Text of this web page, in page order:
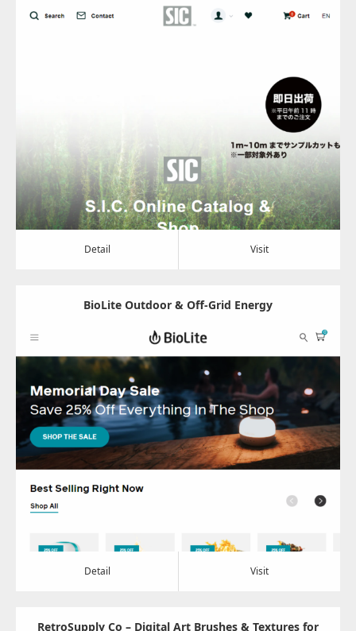
プ – S.I.C. Online Catalog & Shop
Detail Visit
BioLite Outdoor & Off-Grid Energy
Update: 2024.07.10
Category:その他
Detail Visit
Detail Visit
RetroSupply Co – Digital Art Brushes & Textures for